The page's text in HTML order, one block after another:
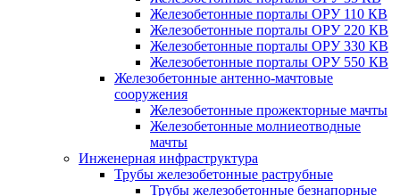
Железобетонные порталы ОРУ 110 КВ
Железобетонные порталы ОРУ 220 КВ
Железобетонные порталы ОРУ 330 КВ
Железобетонные порталы ОРУ 550 КВ
Железобетонные антенно-мачтовые
сооружения
Железобетонные прожекторные мачты
Железобетонные молниеотводные
мачты
Инженерная инфраструктура
Трубы железобетонные раструбные
Трубы железобетонные безнапорные